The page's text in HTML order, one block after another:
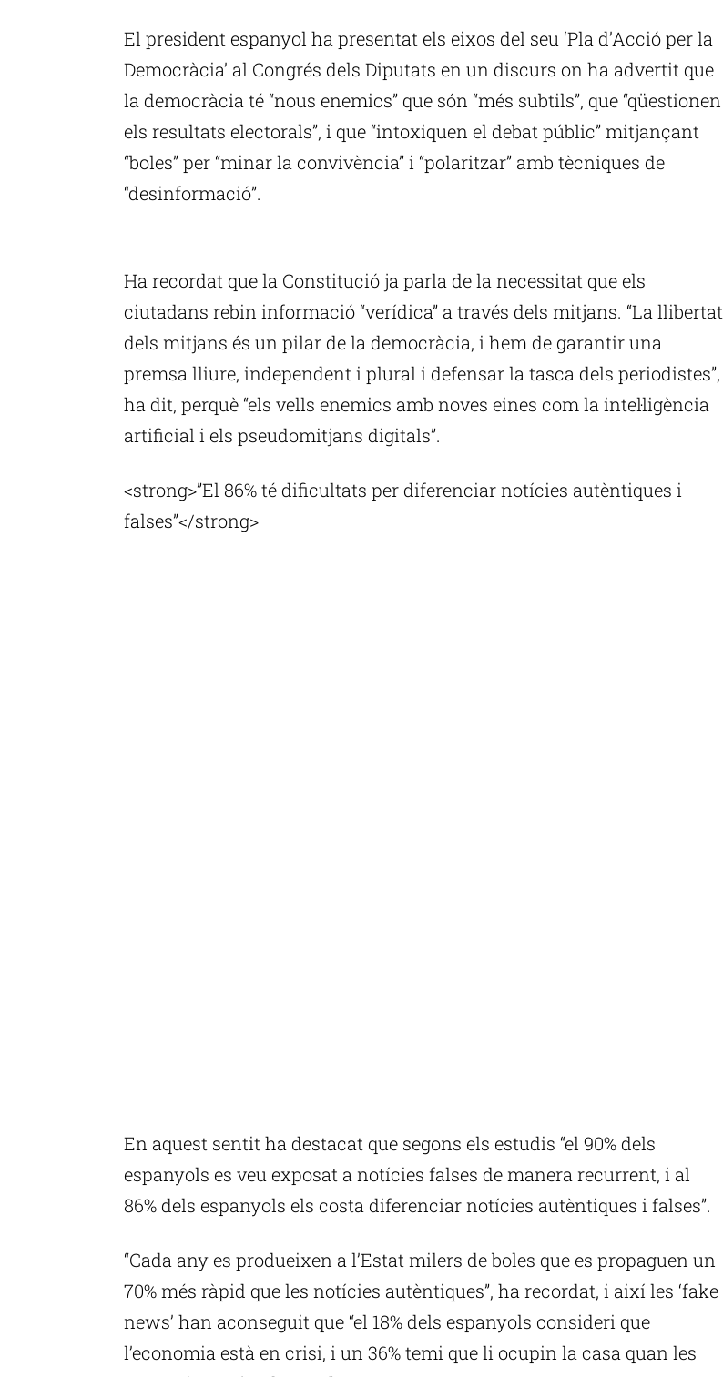
El president espanyol ha presentat els eixos del seu ‘Pla d’Acció per la
Democràcia’ al Congrés dels Diputats en un discurs on ha advertit que
la democràcia té “nous enemics” que són “més subtils”, que “qüestionen
els resultats electorals”, i que “intoxiquen el debat públic” mitjançant
“boles” per “minar la convivència” i “polaritzar” amb tècniques de
“desinformació”.
Ha recordat que la Constitució ja parla de la necessitat que els
ciutadans rebin informació “verídica” a través dels mitjans. “La llibertat
dels mitjans és un pilar de la democràcia, i hem de garantir una
premsa lliure, independent i plural i defensar la tasca dels periodistes”,
ha dit, perquè “els vells enemics amb noves eines com la intel·ligència
artificial i els pseudomitjans digitals”.
<strong>”El 86% té dificultats per diferenciar notícies autèntiques i
falses”</strong>
En aquest sentit ha destacat que segons els estudis “el 90% dels
espanyols es veu exposat a notícies falses de manera recurrent, i al
86% dels espanyols els costa diferenciar notícies autèntiques i falses”.
“Cada any es produeixen a l’Estat milers de boles que es propaguen un
70% més ràpid que les notícies autèntiques”, ha recordat, i així les ‘fake
news’ han aconseguit que “el 18% dels espanyols consideri que
l’economia està en crisi, i un 36% temi que li ocupin la casa quan les